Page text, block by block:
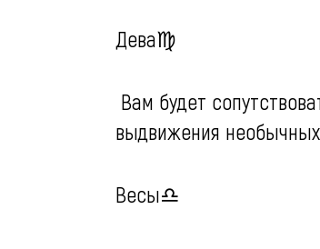
Дева♍️
Вам будет
выдвижения
Весы♎️